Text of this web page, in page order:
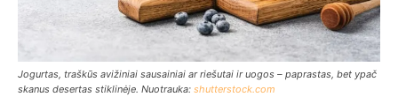
Jogurtas, traškūs avižiniai sausainiai ar riešutai ir uogos – paprastas, bet ypač
skanus desertas stiklinėje. Nuotrauka: shutterstock.com